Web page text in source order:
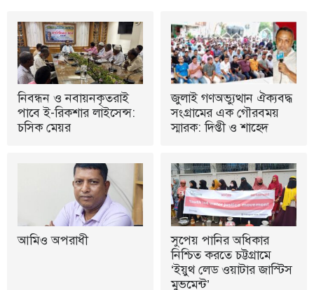
নিবন্ধন ও নবায়নকৃতরাই
পাবে ই-রিকশার লাইসেন্স:
চসিক মেয়র
জুলাই গণঅভ্যুত্থান ঐক্যবদ্ধ
সংগ্রামের এক গৌরবময়
স্মারক: দিপ্তী ও শাহেদ
আমিও অপরাধী
সুপেয় পানির অধিকার
নিশ্চিত করতে চট্টগ্রামে
‘ইয়ুথ লেড ওয়াটার জাস্টিস
মুভমেন্ট’